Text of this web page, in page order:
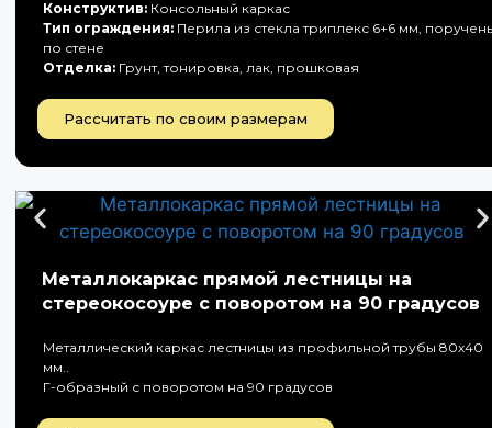
Конструктив: Консольный каркас
Тип ограждения: Перила из стекла триплекс 6+6 мм, поручень
по стене
Отделка: Грунт, тонировка, лак, прошковая
Рассчитать по своим размерам
Металлокаркас прямой лестницы на
стереокосоуре с поворотом на 90 градусов
Металлический каркас лестницы из профильной трубы 80х40
мм..
Г-образный с поворотом на 90 градусов